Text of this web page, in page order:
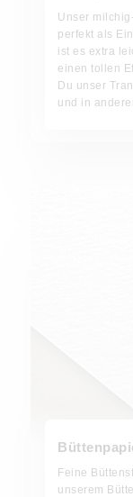
Unser
perfekt als
ist es extra
einen tollen
Du unser
und in
Feine
unserem